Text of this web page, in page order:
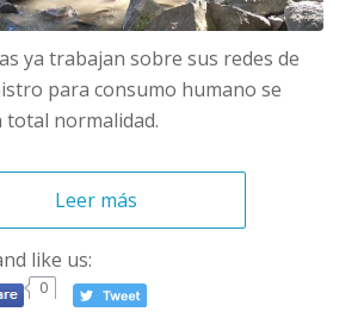
ya trabajan sobre sus redes de
para consumo humano se
total normalidad.
Leer más
like us:
0